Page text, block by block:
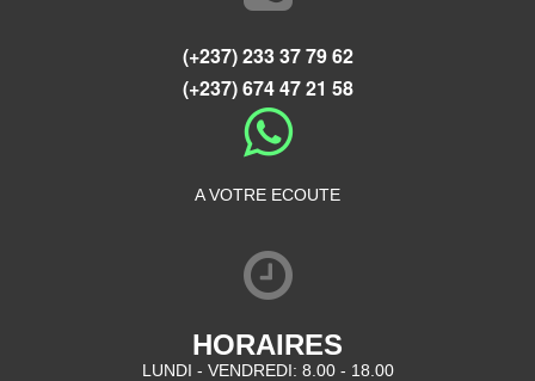
(+237) 233 37 79 62
(+237) 674 47 21 58
A VOTRE ECOUTE
HORAIRES
LUNDI - VENDREDI: 8.00 - 18.00